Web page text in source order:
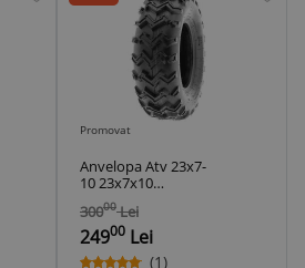
Promovat
Anvelopa Atv 23x7-
10 23x7x10
Tubeless
30000 Lei
24900 Lei
(1)